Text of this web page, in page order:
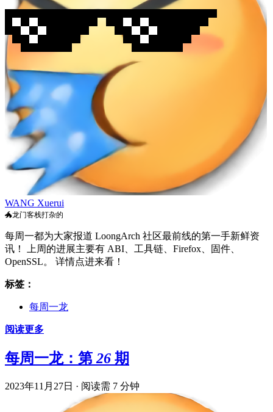
WANG Xuerui
🐲龙门客栈打杂的
每周一都为大家报道 LoongArch 社区最前线的第一手新鲜资
讯！ 上周的进展主要有 ABI、工具链、Firefox、固件、
OpenSSL。 详情点进来看！
标签：
每周一龙
阅读更多
每周一龙：第 26 期
2023年11月27日 · 阅读需 7 分钟